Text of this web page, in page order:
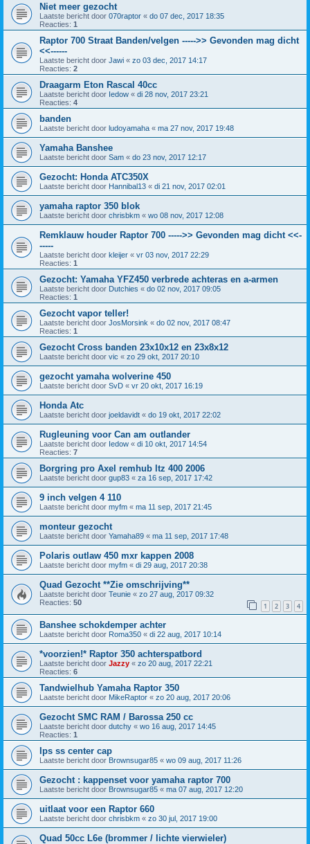
Niet meer gezocht
Laatste bericht door 070raptor « do 07 dec, 2017 18:35
Reacties: 1
Raptor 700 Straat Banden/velgen ----->> Gevonden mag dicht
<<------
Laatste bericht door Jawi « zo 03 dec, 2017 14:17
Reacties: 2
Draagarm Eton Rascal 40cc
Laatste bericht door Iedow « di 28 nov, 2017 23:21
Reacties: 4
banden
Laatste bericht door ludoyamaha « ma 27 nov, 2017 19:48
Yamaha Banshee
Laatste bericht door Sam « do 23 nov, 2017 12:17
Gezocht: Honda ATC350X
Laatste bericht door Hannibal13 « di 21 nov, 2017 02:01
yamaha raptor 350 blok
Laatste bericht door chrisbkm « wo 08 nov, 2017 12:08
Remklauw houder Raptor 700 ----->> Gevonden mag dicht <<-
-----
Laatste bericht door kleijer « vr 03 nov, 2017 22:29
Reacties: 1
Gezocht: Yamaha YFZ450 verbrede achteras en a-armen
Laatste bericht door Dutchies « do 02 nov, 2017 09:05
Reacties: 1
Gezocht vapor teller!
Laatste bericht door JosMorsink « do 02 nov, 2017 08:47
Reacties: 1
Gezocht Cross banden 23x10x12 en 23x8x12
Laatste bericht door vic « zo 29 okt, 2017 20:10
gezocht yamaha wolverine 450
Laatste bericht door SvD « vr 20 okt, 2017 16:19
Honda Atc
Laatste bericht door joeldavidt « do 19 okt, 2017 22:02
Rugleuning voor Can am outlander
Laatste bericht door Iedow « di 10 okt, 2017 14:54
Reacties: 7
Borgring pro Axel remhub ltz 400 2006
Laatste bericht door gup83 « za 16 sep, 2017 17:42
9 inch velgen 4 110
Laatste bericht door myfm « ma 11 sep, 2017 21:45
monteur gezocht
Laatste bericht door Yamaha89 « ma 11 sep, 2017 17:48
Polaris outlaw 450 mxr kappen 2008
Laatste bericht door myfm « di 29 aug, 2017 20:38
Quad Gezocht **Zie omschrijving**
Laatste bericht door Teunie « zo 27 aug, 2017 09:32
Reacties: 50 1 2 3 4
Banshee schokdemper achter
Laatste bericht door Roma350 « di 22 aug, 2017 10:14
*voorzien!* Raptor 350 achterspatbord
Laatste bericht door Jazzy « zo 20 aug, 2017 22:21
Reacties: 6
Tandwielhub Yamaha Raptor 350
Laatste bericht door MikeRaptor « zo 20 aug, 2017 20:06
Gezocht SMC RAM / Barossa 250 cc
Laatste bericht door dutchy « wo 16 aug, 2017 14:45
Reacties: 1
Ips ss center cap
Laatste bericht door Brownsugar85 « wo 09 aug, 2017 11:26
Gezocht : kappenset voor yamaha raptor 700
Laatste bericht door Brownsugar85 « ma 07 aug, 2017 12:20
uitlaat voor een Raptor 660
Laatste bericht door chrisbkm « zo 30 jul, 2017 19:00
Quad 50cc L6e (brommer / lichte vierwieler)